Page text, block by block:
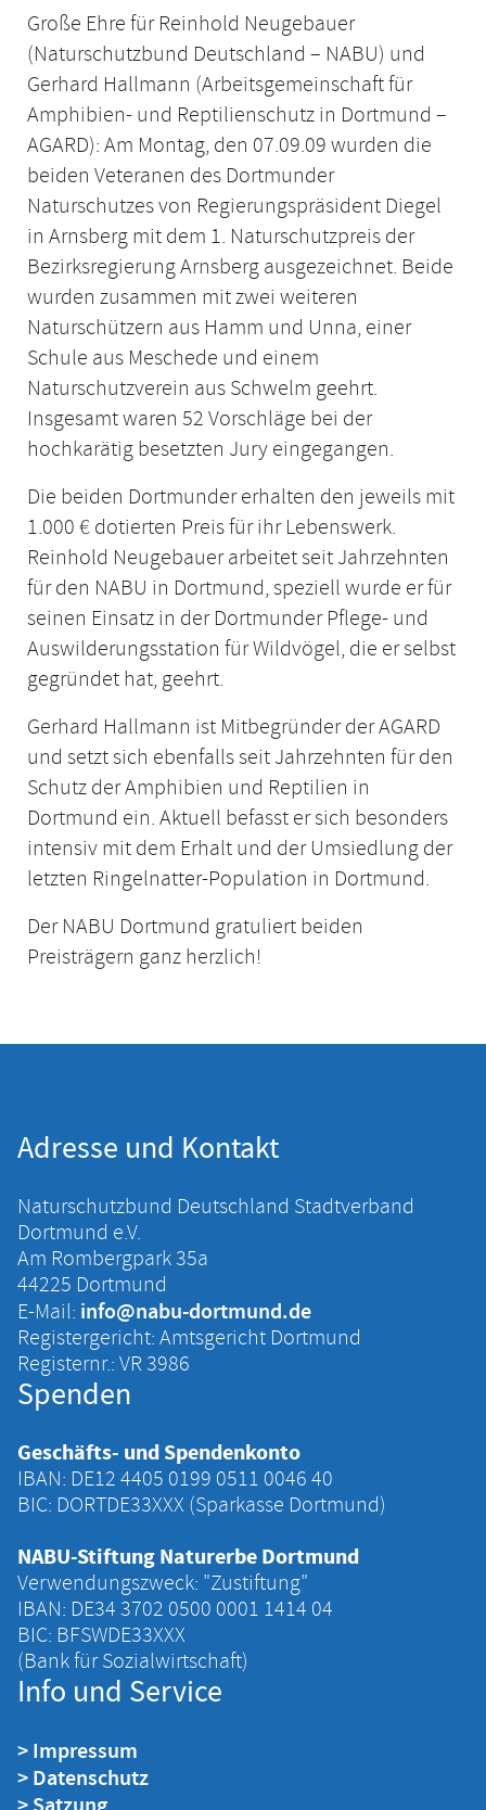
Große Ehre für Reinhold Neugebauer
(Naturschutzbund Deutschland – NABU) und
Gerhard Hallmann (Arbeitsgemeinschaft für
Amphibien- und Reptilienschutz in Dortmund –
AGARD): Am Montag, den 07.09.09 wurden die
beiden Veteranen des Dortmunder
Naturschutzes von Regierungspräsident Diegel
in Arnsberg mit dem 1. Naturschutzpreis der
Bezirksregierung Arnsberg ausgezeichnet. Beide
wurden zusammen mit zwei weiteren
Naturschützern aus Hamm und Unna, einer
Schule aus Meschede und einem
Naturschutzverein aus Schwelm geehrt.
Insgesamt waren 52 Vorschläge bei der
hochkarätig besetzten Jury eingegangen.
Die beiden Dortmunder erhalten den jeweils mit
1.000 € dotierten Preis für ihr Lebenswerk.
Reinhold Neugebauer arbeitet seit Jahrzehnten
für den NABU in Dortmund, speziell wurde er für
seinen Einsatz in der Dortmunder Pflege- und
Auswilderungsstation für Wildvögel, die er selbst
gegründet hat, geehrt.
Gerhard Hallmann ist Mitbegründer der AGARD
und setzt sich ebenfalls seit Jahrzehnten für den
Schutz der Amphibien und Reptilien in
Dortmund ein. Aktuell befasst er sich besonders
intensiv mit dem Erhalt und der Umsiedlung der
letzten Ringelnatter-Population in Dortmund.
Der NABU Dortmund gratuliert beiden
Preisträgern ganz herzlich!
Adresse und Kontakt
Naturschutzbund Deutschland Stadtverband
Dortmund e.V.
Am Rombergpark 35a
44225 Dortmund
E-Mail: info@nabu-dortmund.de
Registergericht: Amtsgericht Dortmund
Registernr.: VR 3986
Spenden
Geschäfts- und Spendenkonto
IBAN: DE12 4405 ‍0199 ‍0511 ‍0046 ‍40
BIC: DORTDE33XXX (Sparkasse Dortmund)
NABU-Stiftung Naturerbe Dortmund
Verwendungszweck: "Zustiftung"
IBAN: DE34 ‍3702 ‍0500 ‍0001 ‍1414 ‍04
BIC: BFSWDE33XXX
(Bank für Sozialwirtschaft)
Info und Service
> Impressum
> Datenschutz